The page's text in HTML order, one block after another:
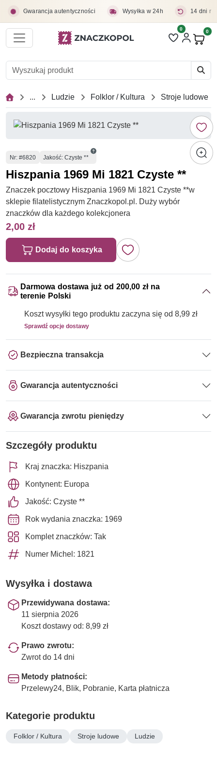
Gwarancja autentyczności Wysyłka w 24h 14 dni
Liczba pozycji
0 0
... Ludzie Folklor / Kultura Stroje ludowe
Numer
Nr: #6820 Jakość: Czyste **
Hiszpania 1969 Mi 1821 Czyste **
Znaczek pocztowy Hiszpania 1969 Mi 1821 Czyste **w
sklepie filatelistycznym Znaczkopol.pl. Duży wybór
znaczków dla każdego kolekcjonera
2,00 zł
Dodaj do koszyka
Darmowa dostawa już od 200,00 zł na
terenie Polski
Koszt wysyłki tego produktu zaczyna się od 8,99 zł
Sprawdź opcje dostawy
Bezpieczna transakcja
Gwarancja autentyczności
Gwarancja zwrotu pieniędzy
Szczegóły produktu
Kraj znaczka: Hiszpania
Kontynent: Europa
Jakość: Czyste **
Rok wydania znaczka: 1969
Komplet znaczków: Tak
Numer Michel: 1821
Wysyłka i dostawa
Przewidywana dostawa:
11 sierpnia 2026
Koszt dostawy od: 8,99 zł
Prawo zwrotu:
Zwrot do 14 dni
Metody płatności:
Przelewy24, Blik, Pobranie, Karta płatnicza
Kategorie produktu
Folklor / Kultura Stroje ludowe Ludzie